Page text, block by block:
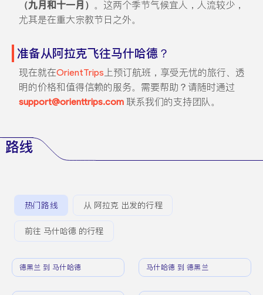
（九月和十一月） 。这两个季节气候宜人，人流较少，
尤其是在重大宗教节日之外。
准备从阿拉克飞往马什哈德？
现在就在OrientTrips 上预订航班，享受无忧的旅行、透
明的价格和值得信赖的服务。需要帮助？请随时通过
support@orienttrips.com联系我们的支持团队。
路线
热门路线 从 阿拉克 出发的行程
前往 马什哈德 的行程
德黑兰 到 马什哈德 马什哈德 到 德黑兰